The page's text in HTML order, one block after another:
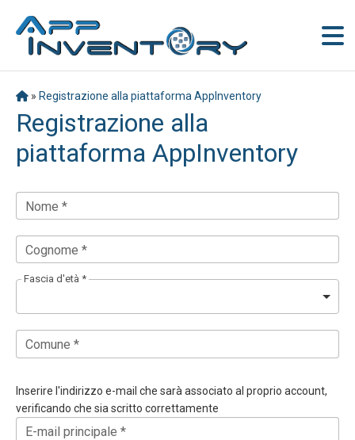
» Registrazione alla piattaforma AppInventory
Registrazione alla
piattaforma AppInventory
Nome *
Cognome *
Fascia d'età *
Comune *
Inserire l'indirizzo e-mail che sarà associato al proprio account,
verificando che sia scritto correttamente
E-mail principale *